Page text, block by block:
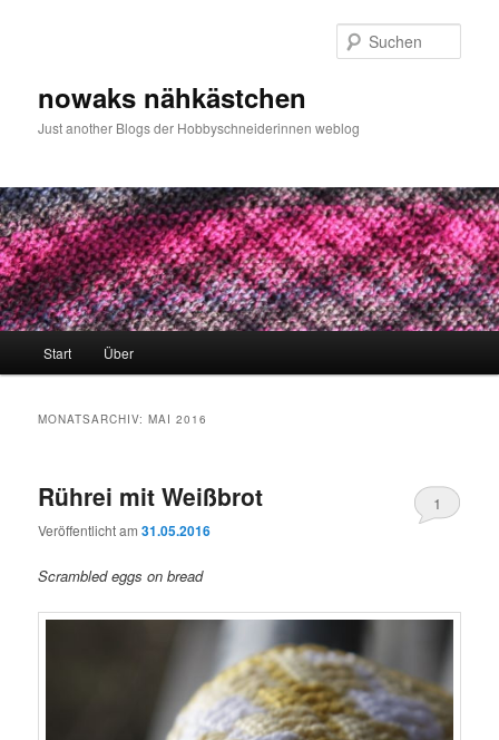
nowaks nähkästchen
Just another Blogs der Hobbyschneiderinnen weblog
Start Über
MONATSARCHIV:MAI 2016
Rührei mit Weißbrot
Veröffentlicht am31.05.2016
1
Scrambled eggs on bread